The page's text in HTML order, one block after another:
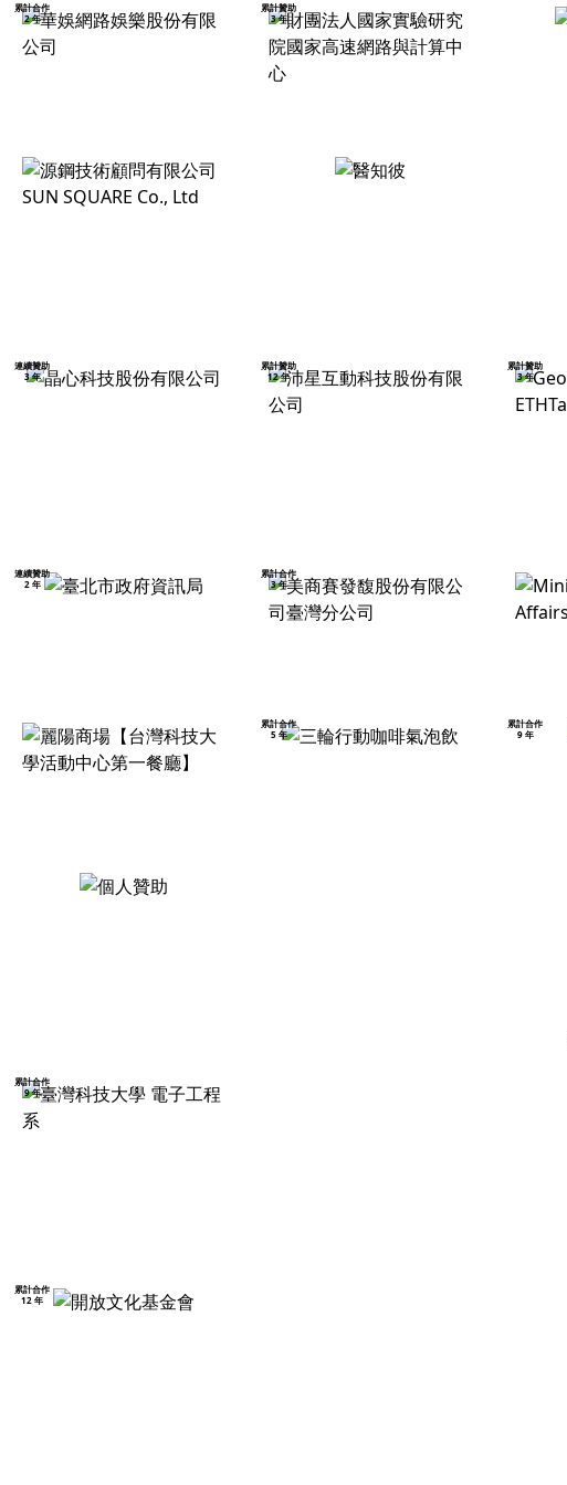
累計合作
2 年
累計贊助
3 年
連續贊助
3 年
累計贊助
12 年
累計贊助
3 年
連續贊助
2 年
累計合作
3 年
累計合作
5 年
累計合作
9 年
累計合作
9 年
累計合作
12 年